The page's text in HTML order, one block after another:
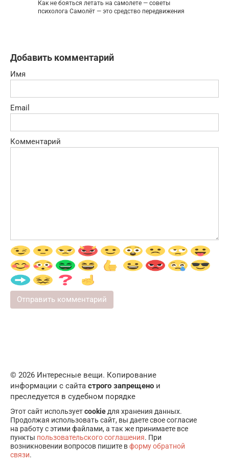
Как не бояться летать на самолете — советы
психолога Самолёт — это средство передвижения
Добавить комментарий
Имя
Email
Комментарий
© 2026 Интересные вещи. Копирование
информации с сайта строго запрещено и
преследуется в судебном порядке
Этот сайт используетcookie для хранения данных.
Продолжая использовать сайт, вы даете свое согласие
на работу с этими файлами, а так же принимаете все
пункты пользовательского соглашения. При
возникновении вопросов пишите вформу обратной
связи.